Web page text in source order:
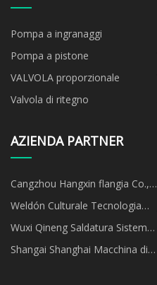
Pompa a ingranaggi
Pompa a pistone
VALVOLA proporzionale
Valvola di ritegno
AZIENDA PARTNER
Cangzhou Hangxin flangia Co.,
limitatain
Weldón Culturale Tecnologia
Co., Ltd
Wuxi Qineng Saldatura Sistema
Co., Ltd.
Shangai Shanghai Macchina di